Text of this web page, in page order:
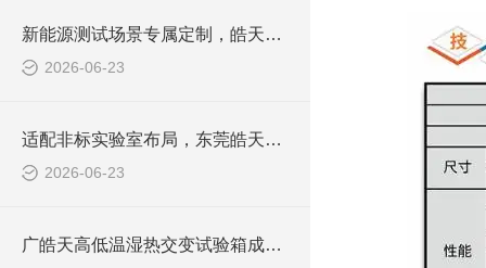
新能源测试场景专属定制，皓天大容量恒温恒湿试验箱达成深度合作
2026-06-23
适配非标实验室布局，东莞皓天定制款恒温恒湿试验箱顺利签约交付
2026-06-23
广皓天高低温湿热交变试验箱成功签约，助力LED灯具高低温可靠性测试升级